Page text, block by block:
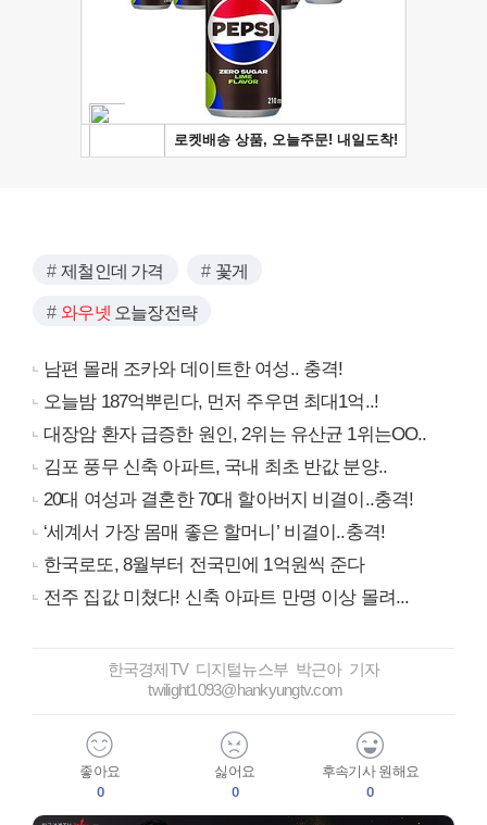
제철인데 가격 꽃게
와우넷 오늘장전략
남편 몰래 조카와 데이트한 여성.. 충격!
오늘밤 187억뿌린다, 먼저 주우면 최대1억..!
대장암 환자 급증한 원인, 2위는 유산균 1위는OO..
김포 풍무 신축 아파트, 국내 최초 반값 분양..
20대 여성과 결혼한 70대 할아버지 비결이..충격!
‘세계서 가장 몸매 좋은 할머니’ 비결이..충격!
한국로또, 8월부터 전국민에 1억원씩 준다
전주 집값 미쳤다! 신축 아파트 만명 이상 몰려...
한국경제TV 디지털뉴스부 박근아 기자
twilight1093@hankyungtv.com
좋아요
0
싫어요
0
후속기사 원해요
0